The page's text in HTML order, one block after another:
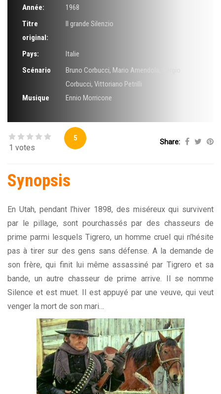
Année:
1968
Titre
original:
Il grande Silenzio
Pays:
Italie
Scénario
Bruno Corbucci, Mario Amendola
Corbucci, Vittoriano Petrilli
Musique
Ennio Morricone
1 votes
5 Share:
Synopsis
En Utah, pendant l’hiver 1898, des miséreux qui survivent
par le pillage, sont pourchassés par des chasseurs de
prime parmi lesquels Tigrero, un homme cruel qui n’hésite
pas à tirer sur des gens sans défense. A la demande de
son frère, qui finit lui même assassiné par Tigrero et sa
bande, un autre chasseur de prime arrive. Il se nomme
Silence et est muet. Il est appuyé par une veuve, qui veut
venger la mort de son mari…